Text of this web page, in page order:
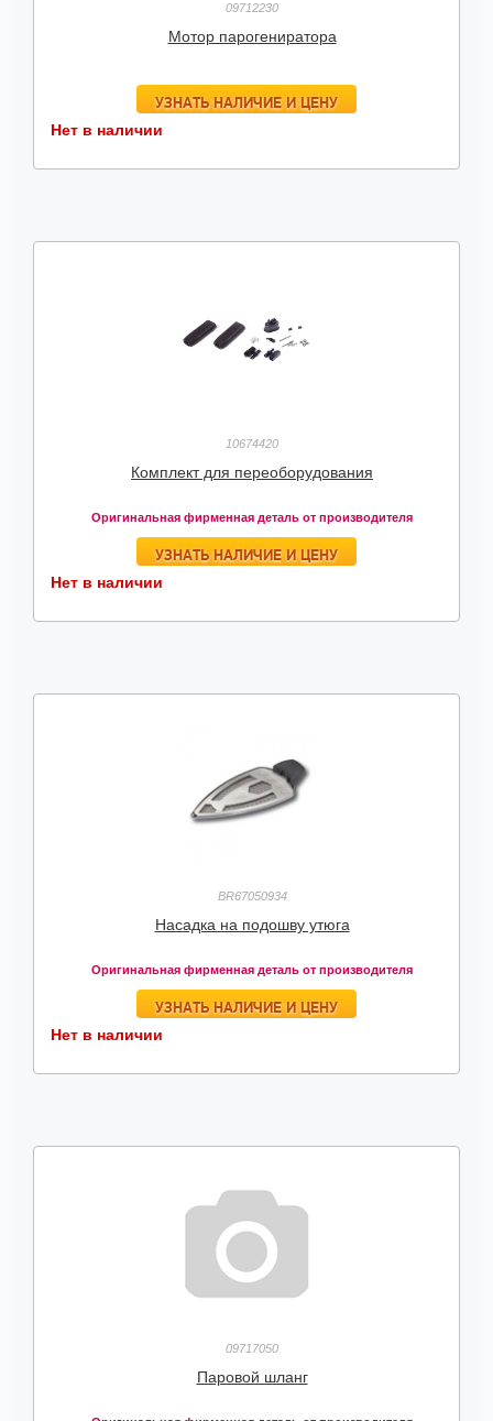
09712230
Мотор парогениратора
УЗНАТЬ НАЛИЧИЕ И ЦЕНУ
Нет в наличии
10674420
Комплект для переоборудования
Оригинальная фирменная деталь от производителя
УЗНАТЬ НАЛИЧИЕ И ЦЕНУ
Нет в наличии
BR67050934
Насадка на подошву утюга
Оригинальная фирменная деталь от производителя
УЗНАТЬ НАЛИЧИЕ И ЦЕНУ
Нет в наличии
09717050
Паровой шланг